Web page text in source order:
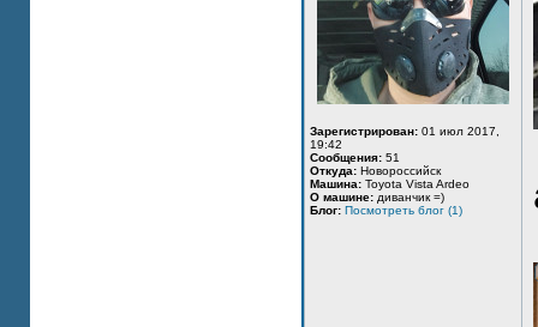
Зарегистрирован: 01 июл 2017,
19:42
Сообщения: 51
Откуда: Новороссийск
Машина: Toyota Vista Ardeo
О машине: диванчик =)
Блог: Посмотреть блог (1)